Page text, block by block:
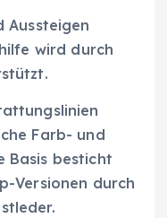
Aussteigen
wird durch
Farb- und
Basis besticht
Versionen durch